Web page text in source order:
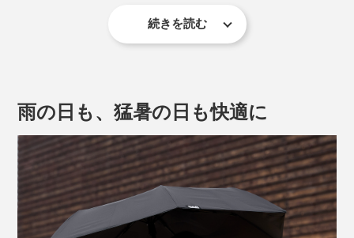
傘を開くときのモーションは、穏やか。周りをびっくり
させたり、水滴を飛ばすことがありません。
ボタンを押している間だけ作動するため、途中で止める
続きを読む
雨の日も、猛暑の日も快適に